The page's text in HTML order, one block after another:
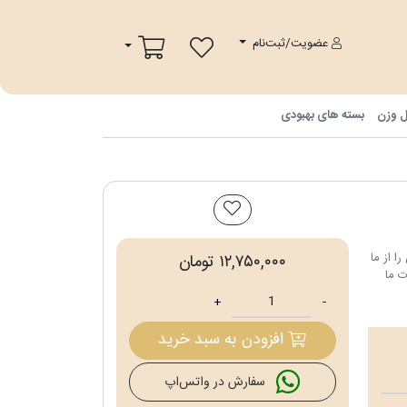
عضویت/ثبت‌نام
سبد خرید
وزن بسته های بهبودی
از ما
ما
۱۲,۷۵۰,۰۰۰ تومان
-
+
افزودن به سبد خرید
سفارش در واتس‌اپ